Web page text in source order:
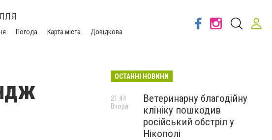
Погода Карта міста Довідкова
ОСТАННІ НОВИНИ
Ветеринарну благодійну
клініку пошкодив
російський обстріл у
Нікополі
21:44
Вчора